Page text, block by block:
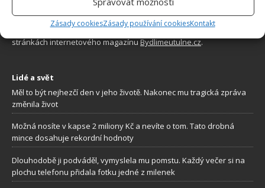
Zásady cookiesZásady používání cookiesKontakt
Sháníte zajímavé tipy jak vylepšit Váš domov? Originální nápady,
aktuální trendy, praktické rady i inspirativní fotografie najdete na
stránkách internetového magazínuBydlimeutulne.cz.
Lidé a svět
Měl to být nejhezčí den v jeho životě. Nakonec mu tragická zpráva
změnila život
Možná nosíte v kapse 2 miliony Kč a nevíte o tom. Tato drobná
mince dosahuje rekordní hodnoty
Dlouhodobě ji podváděl, vymyslela mu pomstu. Každý večer si na
plochu telefonu přidala fotku jedné z milenek